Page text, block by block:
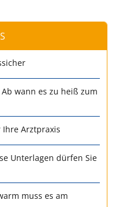
wann es zu heiß zum
Arztpraxis
Unterlagen dürfen Sie
muss es am